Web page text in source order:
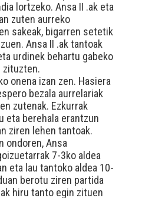
lortzeko. Ansa II .ak eta
zuten aurreko
sakeak, bigarren setetik
Ansa II .ak tantoak
urdinek behartu gabeko
zituzten.
onena izan zen. Hasiera
bezala aurrelariak
zutenak. Ezkurrak
eta berehala erantzun
ziren lehen tantoak.
ondoren, Ansa
7-3ko aldea
eta lau tantoko aldea 10-
berotu ziren partida
hiru tanto egin zituen